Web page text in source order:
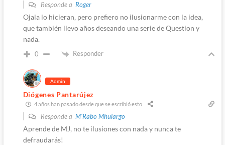
Responde a Roger
Ojala lo hicieran, pero prefiero no ilusionarme con la idea,
que también llevo años deseando una serie de Question y
nada.
0 Responder
Admin
Diógenes Pantarújez
4 años han pasado desde que se escribió esto
Responde a M'Rabo Mhulargo
Aprende de MJ, no te ilusiones con nada y nunca te
defraudarás!